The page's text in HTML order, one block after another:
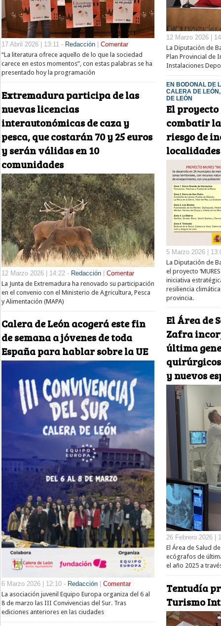
17 Abril 2026 | 13:11 - Redacción
Comentar
“La literatura ofrece aquello de lo que la sociedad
carece en estos momentos”, con estas palabras se ha
presentado hoy la programación
Extremadura participa de las
nuevas licencias
interautonómicas de caza y
pesca, que costarán 70 y 25 euros
y serán válidas en 10
comunidades
12 Marzo 2026 | 14:22 - Redacción
Comentar
La Junta de Extremadura ha renovado su participación
en el convenio con el Ministerio de Agricultura, Pesca
y Alimentación (MAPA)
Calera de León acogerá este fin
de semana a jóvenes de toda
España para hablar sobre la UE
6 Marzo 2026 | 12:10 - Redacción
Comentar
La asociación juvenil Equipo Europa organiza del 6 al
8 de marzo las III Convivencias del Sur. Tras
ediciones anteriores en las ciudades
12 Marzo 2026 |
La Diputación de
Plan Provincial de
Instalaciones
EN BODONAL DE
CALERA DE
DE LEÓN
El proyecto
combatir
riesgo de
5 Marzo 2026 |
La Diputación de
el proyecto
iniciativa
resiliencia
provincia.
El Área de
Zafra
última
y nuevos
26 Febrero 2026 |
El Área de Salud
ecógrafos de
el año 2025 a
Tentudía
Turismo